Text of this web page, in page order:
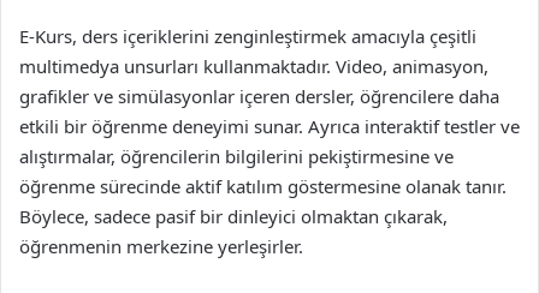
E-Kurs, ders içeriklerini zenginleştirmek amacıyla çeşitli
multimedya unsurları kullanmaktadır. Video, animasyon,
grafikler ve simülasyonlar içeren dersler, öğrencilere daha
etkili bir öğrenme deneyimi sunar. Ayrıca interaktif testler ve
alıştırmalar, öğrencilerin bilgilerini pekiştirmesine ve
öğrenme sürecinde aktif katılım göstermesine olanak tanır.
Böylece, sadece pasif bir dinleyici olmaktan çıkarak,
öğrenmenin merkezine yerleşirler.